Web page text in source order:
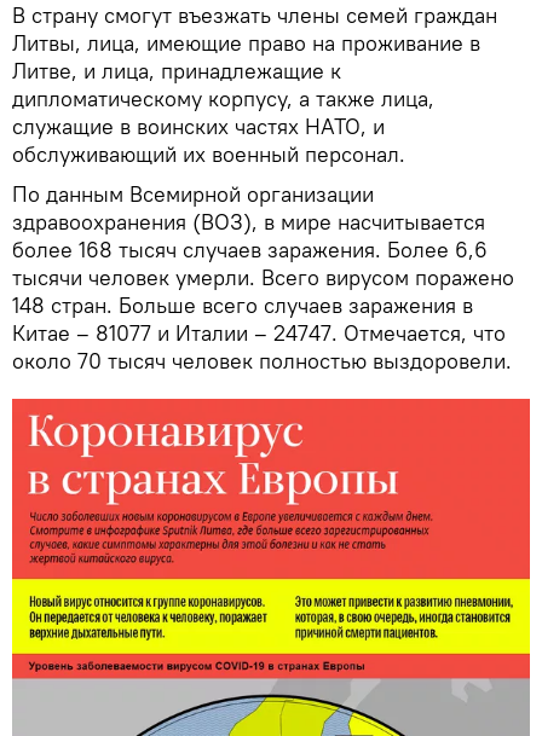
В страну смогут въезжать члены семей граждан
Литвы, лица, имеющие право на проживание в
Литве, и лица, принадлежащие к
дипломатическому корпусу, а также лица,
служащие в воинских частях НАТО, и
обслуживающий их военный персонал.
По данным Всемирной организации
здравоохранения (ВОЗ), в мире насчитывается
более 168 тысяч случаев заражения. Более 6,6
тысячи человек умерли. Всего вирусом поражено
148 стран. Больше всего случаев заражения в
Китае – 81077 и Италии – 24747. Отмечается, что
около 70 тысяч человек полностью выздоровели.